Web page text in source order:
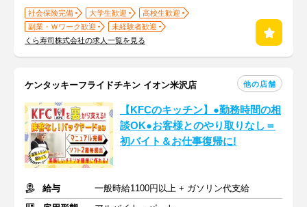
社会保険完備 大学生歓迎
高校生歓迎
副業・Ｗワーク歓迎
未経験者歓迎
くら寿司株式会社の求人一覧を見る
ケンタッキーフライドチキン イオン米沢店 他の店舗
【KFCのキッチン】●勤務時間の相
談OK●お客様とのやり取りなし＝
初バイト＆お仕事復帰に!
給与
一般時給1100円以上 + ガソリン代支給